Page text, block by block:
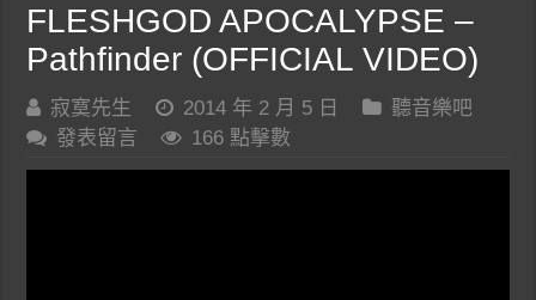
FLESHGOD APOCALYPSE –
Pathfinder (OFFICIAL VIDEO)
寂寞先生 2014 年 2 月 5 日
聽音樂吧
發表留言
166 點擊數